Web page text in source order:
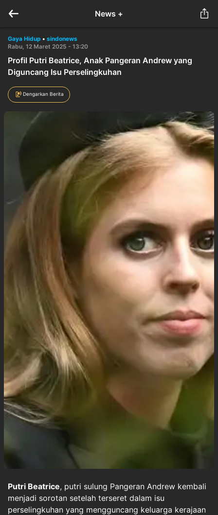
News +
Gaya Hidup • sindonews
Rabu, 12 Maret 2025 - 13:20
Profil Putri Beatrice, Anak Pangeran Andrew yang
Diguncang Isu Perselingkuhan
Dengarkan Berita
Putri Beatrice, putri sulung Pangeran Andrew kembali
menjadi sorotan setelah terseret dalam isu
perselingkuhan yang mengguncang keluarga kerajaan